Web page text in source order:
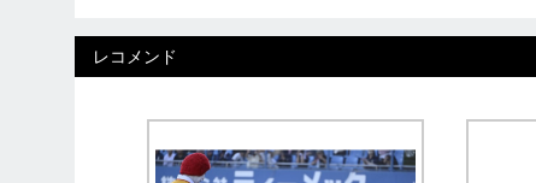
レコメンド